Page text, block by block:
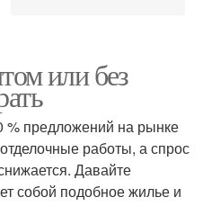
или без
% предложений на рынке
работы, а спрос
Давайте
собой подобное жилье и